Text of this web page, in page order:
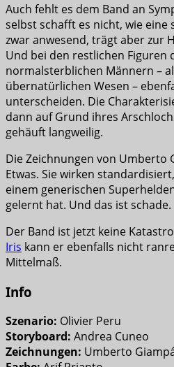
Auch fehlt es dem Band an
selbst schafft es nicht, wie eine
zwar anwesend, trägt aber zur
Und bei den restlichen Figuren
normalsterblichen Männern –
übernatürlichen Wesen –
unterscheiden. Die
dann auf Grund ihres
gehäuft langweilig.
Die Zeichnungen von Umberto
Etwas. Sie wirken
einem generischen
gelernt hat. Und das ist schade.
Der Band ist jetzt keine
Iris kann er ebenfalls nicht
Mittelmaß.
Info
Szenario: Olivier Peru
Storyboard: Andrea Cuneo
Zeichnungen: Umberto